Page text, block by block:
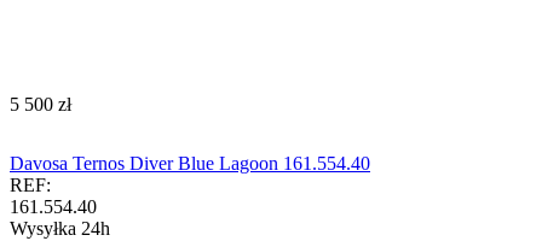
‍5 500‍ zł
Davosa Ternos Diver Blue Lagoon 161.554.40
REF:
161.554.40
Wysyłka 24h